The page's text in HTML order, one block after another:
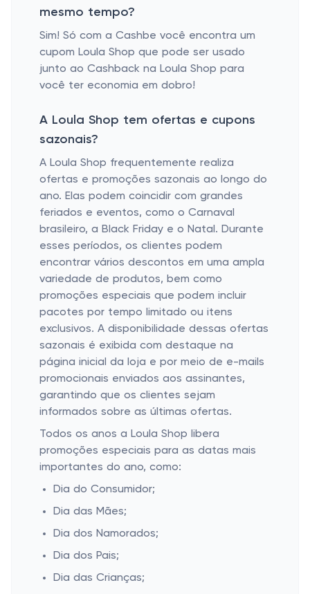
mesmo tempo?
Sim! Só com a Cashbe você encontra um
cupom Loula Shop que pode ser usado
junto ao Cashback na Loula Shop para
você ter economia em dobro!
A Loula Shop tem ofertas e cupons
sazonais?
A Loula Shop frequentemente realiza
ofertas e promoções sazonais ao longo do
ano. Elas podem coincidir com grandes
feriados e eventos, como o Carnaval
brasileiro, a Black Friday e o Natal. Durante
esses períodos, os clientes podem
encontrar vários descontos em uma ampla
variedade de produtos, bem como
promoções especiais que podem incluir
pacotes por tempo limitado ou itens
exclusivos. A disponibilidade dessas ofertas
sazonais é exibida com destaque na
página inicial da loja e por meio de e-mails
promocionais enviados aos assinantes,
garantindo que os clientes sejam
informados sobre as últimas ofertas.
Todos os anos a Loula Shop libera
promoções especiais para as datas mais
importantes do ano, como:
Dia do Consumidor;
Dia das Mães;
Dia dos Namorados;
Dia dos Pais;
Dia das Crianças;